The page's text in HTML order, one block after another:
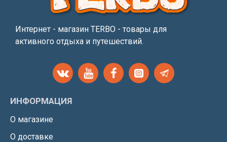
Интернет - магазин TERBO - товары для
активного отдыха и путешествий.
ИНФОРМАЦИЯ
О магазине
О доставке